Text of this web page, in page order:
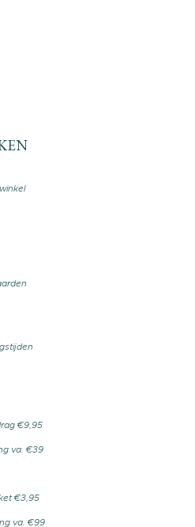
€9,95
va. €39
€3,95
va. €99